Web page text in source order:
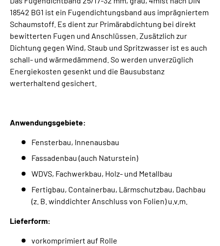
18542 BG1 ist ein Fugendichtungsband aus imprägniertem
Schaumstoff. Es dient zur Primärabdichtung bei direkt
bewitterten Fugen und Anschlüssen. Zusätzlich zur
Dichtung gegen Wind, Staub und Spritzwasser ist es auch
schall- und wärmedämmend. So werden unverzüglich
Energiekosten gesenkt und die Bausubstanz
werterhaltend gesichert.
Anwendungsgebiete:
Fensterbau, Innenausbau
Fassadenbau (auch Naturstein)
WDVS, Fachwerkbau, Holz- und Metallbau
Fertigbau, Containerbau, Lärmschutzbau, Dachbau
(z. B. winddichter Anschluss von Folien) u.v.m.
Lieferform:
vorkomprimiert auf Rolle